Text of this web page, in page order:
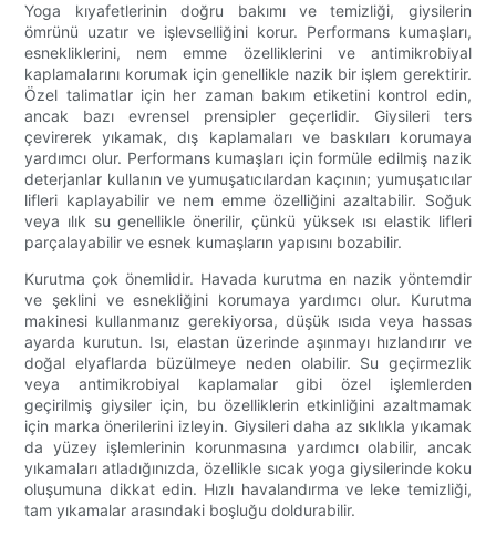
Yoga kıyafetlerinin doğru bakımı ve temizliği, giysilerin
ömrünü uzatır ve işlevselliğini korur. Performans kumaşları,
esnekliklerini, nem emme özelliklerini ve antimikrobiyal
kaplamalarını korumak için genellikle nazik bir işlem gerektirir.
Özel talimatlar için her zaman bakım etiketini kontrol edin,
ancak bazı evrensel prensipler geçerlidir. Giysileri ters
çevirerek yıkamak, dış kaplamaları ve baskıları korumaya
yardımcı olur. Performans kumaşları için formüle edilmiş nazik
deterjanlar kullanın ve yumuşatıcılardan kaçının; yumuşatıcılar
lifleri kaplayabilir ve nem emme özelliğini azaltabilir. Soğuk
veya ılık su genellikle önerilir, çünkü yüksek ısı elastik lifleri
parçalayabilir ve esnek kumaşların yapısını bozabilir.
Kurutma çok önemlidir. Havada kurutma en nazik yöntemdir
ve şeklini ve esnekliğini korumaya yardımcı olur. Kurutma
makinesi kullanmanız gerekiyorsa, düşük ısıda veya hassas
ayarda kurutun. Isı, elastan üzerinde aşınmayı hızlandırır ve
doğal elyaflarda büzülmeye neden olabilir. Su geçirmezlik
veya antimikrobiyal kaplamalar gibi özel işlemlerden
geçirilmiş giysiler için, bu özelliklerin etkinliğini azaltmamak
için marka önerilerini izleyin. Giysileri daha az sıklıkla yıkamak
da yüzey işlemlerinin korunmasına yardımcı olabilir, ancak
yıkamaları atladığınızda, özellikle sıcak yoga giysilerinde koku
oluşumuna dikkat edin. Hızlı havalandırma ve leke temizliği,
tam yıkamalar arasındaki boşluğu doldurabilir.